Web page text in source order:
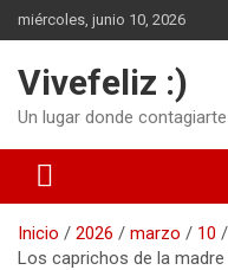
Saltar
al
miércoles, junio 10, 2026
Vivefeliz :)
Un lugar donde
Inicio 2026 marzo
10
Los caprichos de la madre